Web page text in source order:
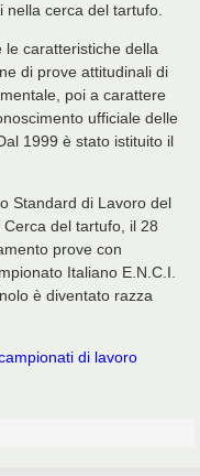
nella cerca del tartufo.
le caratteristiche della
di prove attitudinali di
poi a carattere
ufficiale delle
1999 è stato istituito il
Standard di Lavoro del
del tartufo, il 28
prove con
Italiano E.N.C.I.
è diventato razza
di lavoro